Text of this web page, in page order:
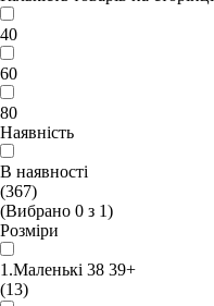
40
60
80
Наявність
В наявності
(367)
(Вибрано 0 з 1)
Розміри
1.Маленькі 38 39+
(13)